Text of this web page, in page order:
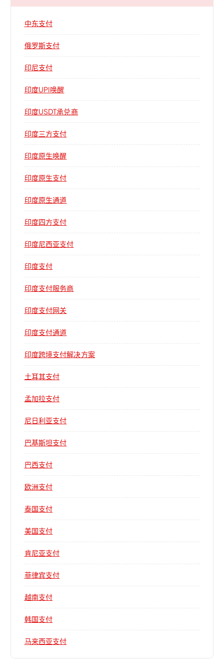
中东支付
俄罗斯支付
印尼支付
印度UPI唤醒
印度USDT承兑商
印度三方支付
印度原生唤醒
印度原生支付
印度原生通道
印度四方支付
印度尼西亚支付
印度支付
印度支付服务商
印度支付网关
印度支付通道
印度跨境支付解决方案
土耳其支付
孟加拉支付
尼日利亚支付
巴基斯坦支付
巴西支付
欧洲支付
泰国支付
美国支付
肯尼亚支付
菲律宾支付
越南支付
韩国支付
马来西亚支付